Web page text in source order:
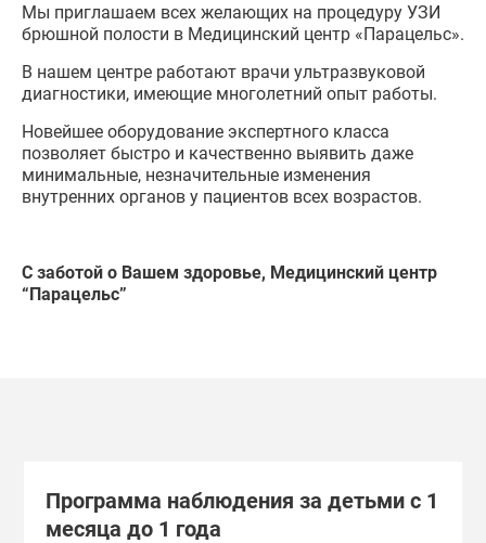
Мы приглашаем всех желающих на процедуру УЗИ
брюшной полости в Медицинский центр «Парацельс».
В нашем центре работают врачи ультразвуковой
диагностики, имеющие многолетний опыт работы.
Новейшее оборудование экспертного класса
позволяет быстро и качественно выявить даже
минимальные, незначительные изменения
внутренних органов у пациентов всех возрастов.
С заботой о Вашем здоровье, Медицинский центр
“Парацельс”
Программа наблюдения за детьми с 1
месяца до 1 года